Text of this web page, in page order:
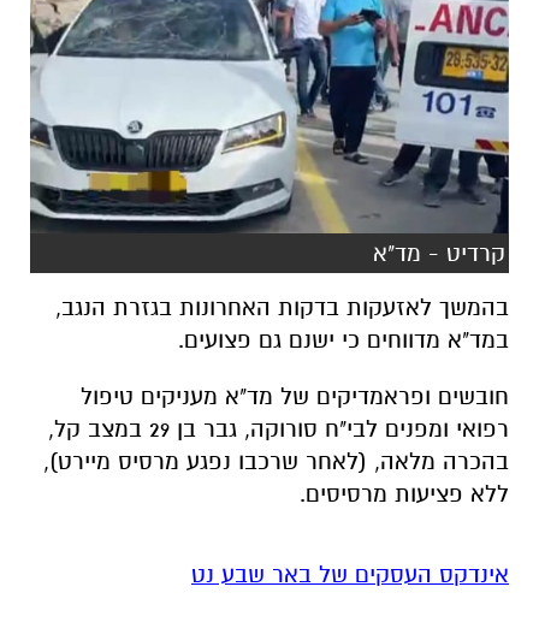
קרדיט - מד"א
בהמשך לאזעקות בדקות האחרונות בגזרת הנגב,
במד"א מדווחים כי ישנם גם פצועים.
חובשים ופראמדיקים של מד"א מעניקים טיפול
רפואי ומפנים לבי"ח סורוקה, גבר בן 29 במצב קל,
בהכרה מלאה, (לאחר שרכבו נפגע מרסיס מיירט),
ללא פציעות מרסיסים.
אינדקס העסקים של באר שבע נט